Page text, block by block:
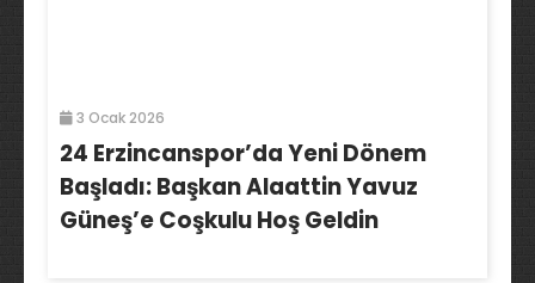
3 Ocak 2026
24 Erzincanspor’da Yeni Dönem
Başladı: Başkan Alaattin Yavuz
Güneş’e Coşkulu Hoş Geldin